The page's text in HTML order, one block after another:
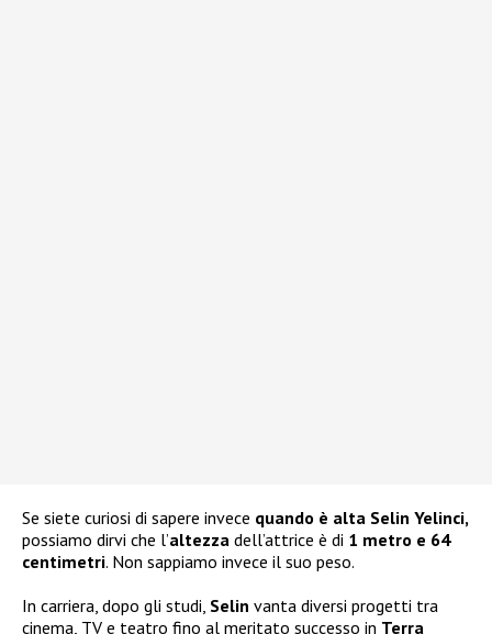
Se siete curiosi di sapere invece quando è alta Selin Yelinci,
possiamo dirvi che l’altezza dell’attrice è di 1 metro e 64
centimetri. Non sappiamo invece il suo peso.
In carriera, dopo gli studi, Selin vanta diversi progetti tra
cinema, TV e teatro fino al meritato successo in Terra